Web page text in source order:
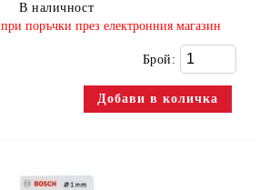
В наличност
поръчки през електронния магазин
Брой: